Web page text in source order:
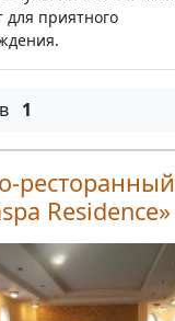
приятного
1
Residence»